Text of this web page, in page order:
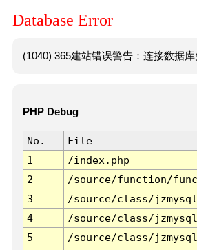
Database Error
(1040) 365建站错误警告：连接数据
PHP Debug
No. File
1
/index.php
2
/source/function/
3
/source/class/
4
/source/class/
5
/source/class/